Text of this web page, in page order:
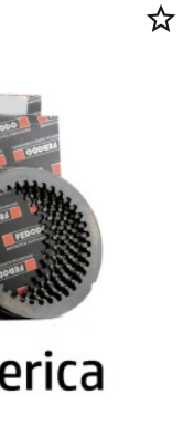
star_border